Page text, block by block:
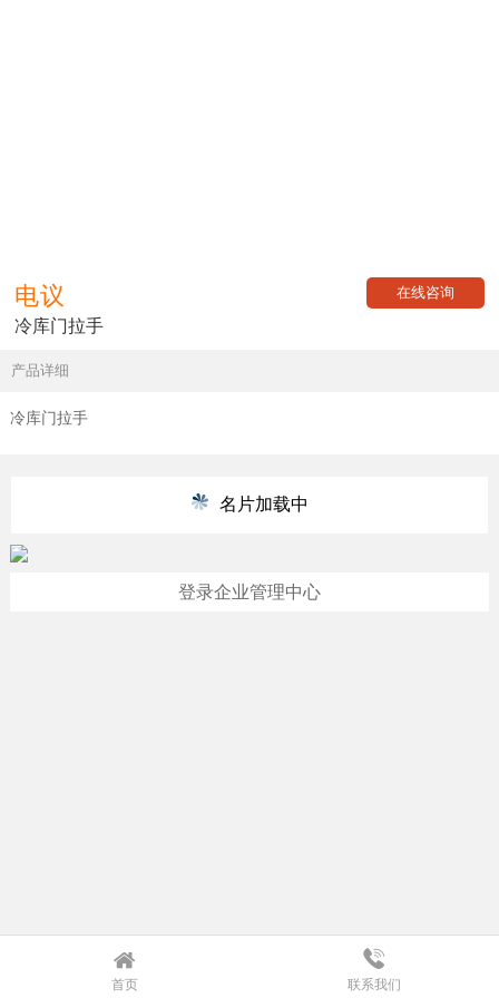
电议 在线咨询
冷库门拉手
产品详细
冷库门拉手
名片加载中
登录企业管理中心
首页 联系我们